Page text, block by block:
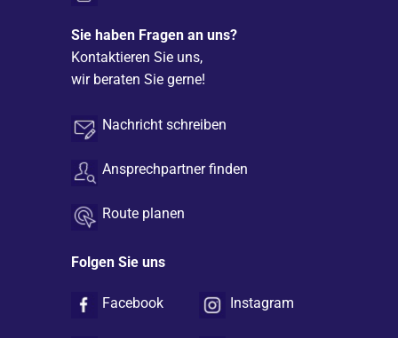
Sie haben Fragen an uns?
Kontaktieren Sie uns,
wir beraten Sie gerne!
Nachricht schreiben
Ansprechpartner finden
Route planen
Folgen Sie uns
Facebook Instagram